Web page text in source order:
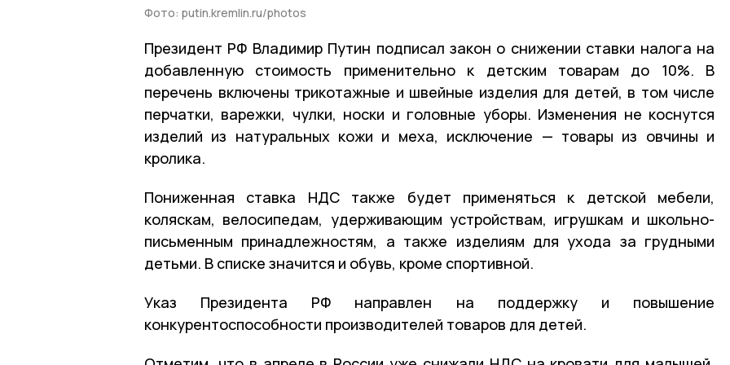
Фото: putin.kremlin.ru/photos
Президент РФ Владимир Путин подписал закон о снижении ставки налога на
добавленную стоимость применительно к детским товарам до 10%. В
перечень включены трикотажные и швейные изделия для детей, в том числе
перчатки, варежки, чулки, носки и головные уборы. Изменения не коснутся
изделий из натуральных кожи и меха, исключение — товары из овчины и
кролика.
Пониженная ставка НДС также будет применяться к детской мебели,
коляскам, велосипедам, удерживающим устройствам, игрушкам и школьно-
письменным принадлежностям, а также изделиям для ухода за грудными
детьми. В списке значится и обувь, кроме спортивной.
Указ Президента РФ направлен на поддержку и повышение
конкурентоспособности производителей товаров для детей.